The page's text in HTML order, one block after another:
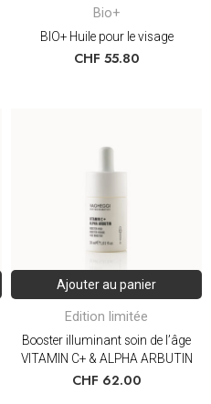
Bio+
BIO+ Huile pour le visage
CHF 55.80
Ajouter au panier
Edition limitée
Booster illuminant soin de l’âge
VITAMIN C+ & ALPHA ARBUTIN
CHF 62.00